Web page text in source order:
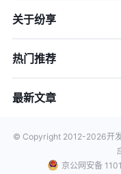
关于纷享
热门推荐
最新文章
© Copyright 2012-2026开
京公网安备